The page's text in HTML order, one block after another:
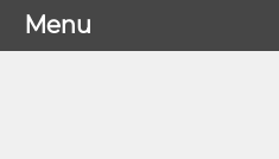
Menu
Menu